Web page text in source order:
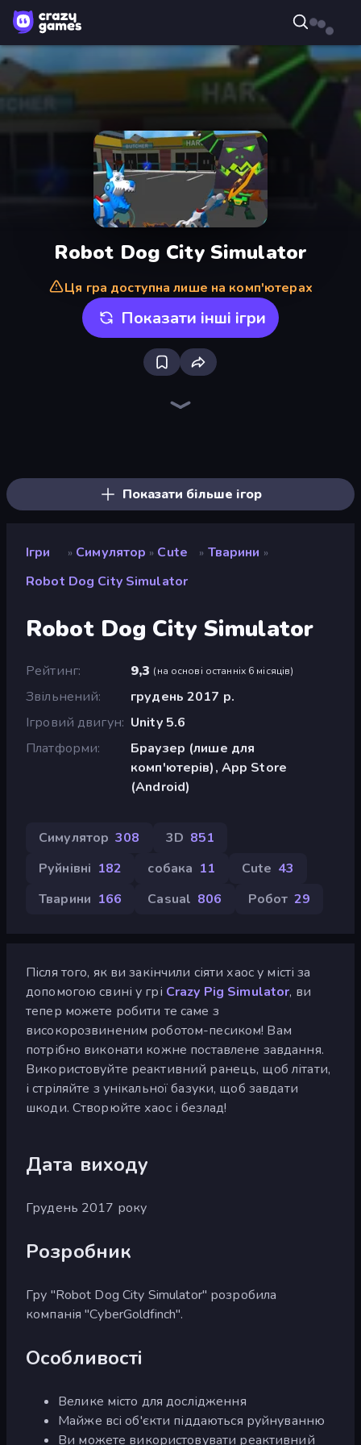
Robot Dog City Simulator
Ця гра доступна лише на комп'ютерах
Показати інші ігри
Показати більше ігор
Ігри » Симулятор » Cute » Тварини »
Robot Dog City Simulator
Robot Dog City Simulator
Рейтинг 9,3 (на основі останніх 6 місяців)
Звільнений
грудень 2017 р.
Ігровий двигун Unity 5.6
Платформи
Браузер (лише для
комп'ютерів), App Store
(Android)
Симулятор 308 3D 851
Руйнівні 182 собака 11 Cute 43
Тварини 166 Casual 806 Робот 29
Після того, як ви закінчили сіяти хаос у місті за
допомогою свині у грі Crazy Pig Simulator, ви
тепер можете робити те саме з
високорозвиненим роботом-песиком! Вам
потрібно виконати кожне поставлене завдання.
Використовуйте реактивний ранець, щоб літати,
і стріляйте з унікальної базуки, щоб завдати
шкоди. Створюйте хаос і безлад!
Дата виходу
Грудень 2017 року
Розробник
Гру "Robot Dog City Simulator" розробила
компанія "CyberGoldfinch".
Особливості
Велике місто для дослідження
Майже всі об'єкти піддаються руйнуванню
Ви можете використовувати реактивний